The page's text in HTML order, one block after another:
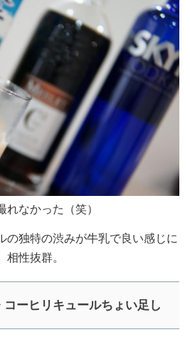
なかった（笑）
の独特の渋みが牛乳で良い感じに
性抜群。
ーヒリキュールちょい足し